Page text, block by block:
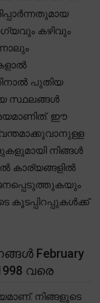
കഴിവും
പുതിയ
സ്ഥലങ്ങൾ
ഈ
നിങ്ങൾ
കാര്യങ്ങളിൽ
കൂടപ്പിറപ്പുകൾക്ക്
February
വരെ
നിങ്ങളുടെ